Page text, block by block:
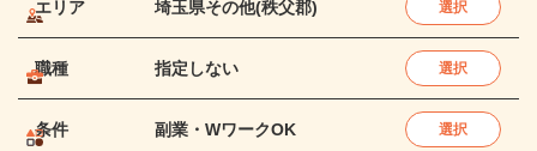
エリア 埼玉県その他(秩父郡) 選択
職種 指定しない 選択
条件 副業・WワークOK 選択